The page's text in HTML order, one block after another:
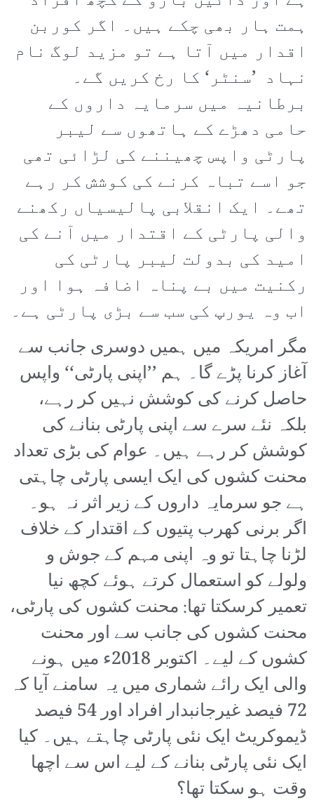
ہمت ہار بھی چکے ہیں۔ اگر کوربن
اقدار میں آتا ہے تو مزید لوگ نام
نہاد ’سنٹر‘ کا رخ کریں گے۔
برطانیہ میں سرمایہ داروں کے
حامی دھڑے کے ہاتھوں سے لیبر
پارٹی واپس چھیننے کی لڑائی تھی
جو اسے تباہ کرنے کی کوشش کر رہے
تھے۔ ایک انقلابی پالیسیاں رکھنے
والی پارٹی کے اقتدار میں آنے کی
امید کی بدولت لیبر پارٹی کی
رکنیت میں بے پناہ اضافہ ہوا اور
اب وہ یورپ کی سب سے بڑی پارٹی ہے۔
مگر امریکہ میں ہمیں دوسری جانب سے
آغاز کرنا پڑے گا۔ ہم ’’اپنی پارٹی‘‘ واپس
حاصل کرنے کی کوشش نہیں کر رہے،
بلکہ نئے سرے سے اپنی پارٹی بنانے کی
کوشش کر رہے ہیں۔ عوام کی بڑی تعداد
محنت کشوں کی ایک ایسی پارٹی چاہتی
ہے جو سرمایہ داروں کے زیر اثر نہ ہو۔
اگر برنی کھرب پتیوں کے اقتدار کے خلاف
لڑنا چاہتا تو وہ اپنی مہم کے جوش و
ولولے کو استعمال کرتے ہوئے کچھ نیا
تعمیر کرسکتا تھا: محنت کشوں کی پارٹی،
محنت کشوں کی جانب سے اور محنت
کشوں کے لیے۔ اکتوبر 2018ء میں ہونے
والی ایک رائے شماری میں یہ سامنے آیا کہ
72 فیصد غیرجانبدار افراد اور 54 فیصد
ڈیموکریٹ ایک نئی پارٹی چاہتے ہیں۔ کیا
ایک نئی پارٹی بنانے کے لیے اس سے اچھا
وقت ہو سکتا تھا؟